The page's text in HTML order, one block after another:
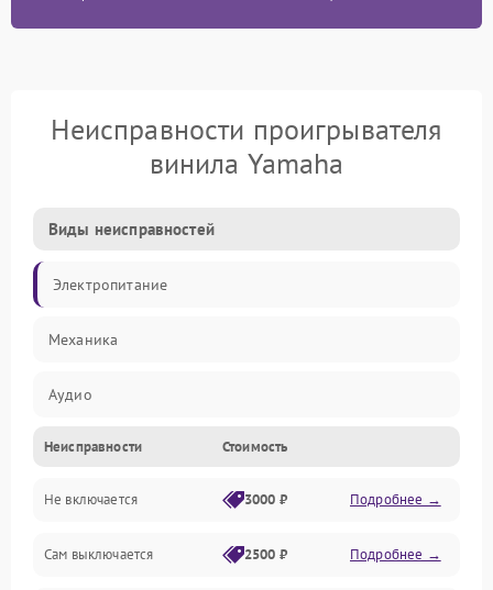
Неисправности проигрывателя
винила Yamaha
Виды неисправностей
Электропитание
Механика
Аудио
Неисправности Стоимость
Не включается 3000 ₽ Подробнее →
Сам выключается 2500 ₽ Подробнее →